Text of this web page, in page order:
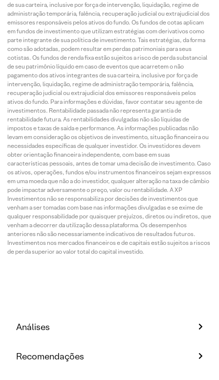
de sua carteira, inclusive por força de intervenção, liquidação, regime de
administração temporária, falência, recuperação judicial ou extrajudicial dos
emissores responsáveis pelos ativos do fundo. Os fundos de cotas aplicam
em fundos de investimento que utilizam estratégias com derivativos como
parte integrante de sua política de investimento. Tais estratégias, da forma
como são adotadas, podem resultar em perdas patrimoniais para seus
cotistas. Os fundos de renda fixa estão sujeitos a risco de perda substancial
de seu patrimônio líquido em caso de eventos que acarretem o não
pagamento dos ativos integrantes de sua carteira, inclusive por força de
intervenção, liquidação, regime de administração temporária, falência,
recuperação judicial ou extrajudicial dos emissores responsáveis pelos
ativos do fundo. Para informações e dúvidas, favor contatar seu agente de
investimentos. Rentabilidade passada não representa garantia de
rentabilidade futura. As rentabilidades divulgadas não são líquidas de
impostos e taxas de saída e performance. As informações publicadas não
levam em consideração os objetivos de investimento, situação financeira ou
necessidades específicas de qualquer investidor. Os investidores devem
obter orientação financeira independente, com base em suas
características pessoais, antes de tomar uma decisão de investimento. Caso
os ativos, operações, fundos e/ou instrumentos financeiros sejam expressos
em uma moeda que não a do investidor, qualquer alteração na taxa de câmbio
pode impactar adversamente o preço, valor ou rentabilidade. A XP
Investimentos não se responsabiliza por decisões de investimentos que
venham a ser tomadas com base nas informações divulgadas e se exime de
qualquer responsabilidade por quaisquer prejuízos, diretos ou indiretos, que
venham a decorrer da utilização dessa plataforma. Os desempenhos
anteriores não são necessariamente indicativos de resultados futuros.
Investimentos nos mercados financeiros e de capitais estão sujeitos a riscos
de perda superior ao valor total do capital investido.
Análises
Recomendações